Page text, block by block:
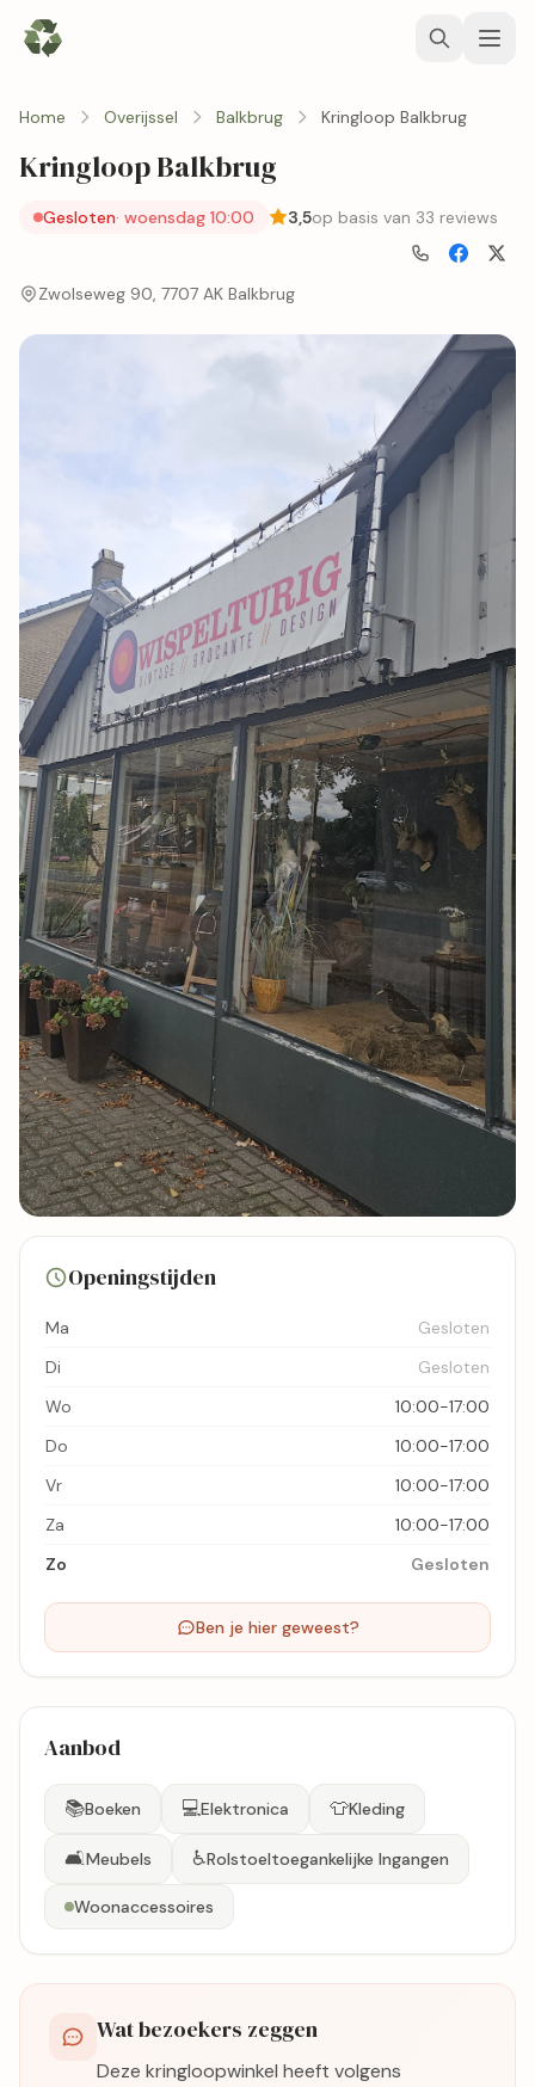
Home Overijssel Balkbrug Kringloop Balkbrug
Kringloop Balkbrug
Gesloten· woensdag 10:00 3,5op basis van 33 reviews
Zwolseweg 90, 7707 AK Balkbrug
Bekijk kaart
Openingstijden
Ma
Gesloten
Di
Gesloten
Wo
10:00-17:00
Do
10:00-17:00
Vr
10:00-17:00
Za
10:00-17:00
Zo
Gesloten
Ben je hier geweest?
Aanbod
📚Boeken 💻Elektronica 👕Kleding
🛋️Meubels ♿Rolstoeltoegankelijke Ingangen
Woonaccessoires
Wat bezoekers zeggen
Deze kringloopwinkel heeft volgens